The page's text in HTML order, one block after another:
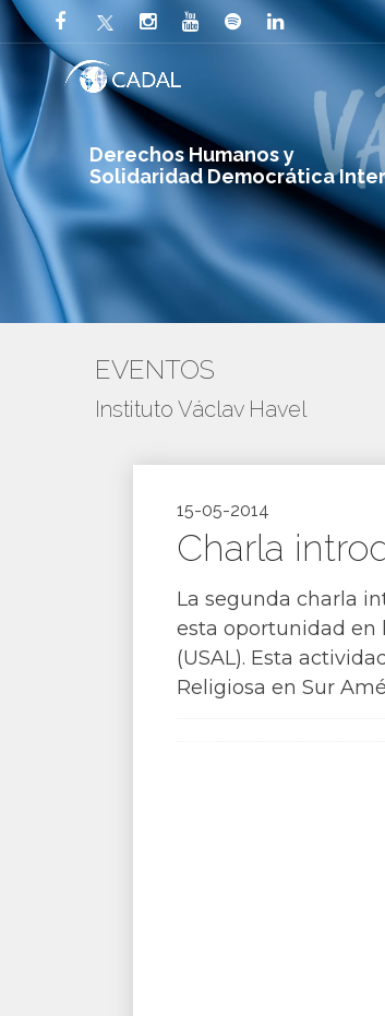
Derechos Humanos y
Solidaridad Democrática
EVENTOS
Instituto Václav Havel
15-05-2014
Charla
La segunda charla
esta oportunidad en
(USAL). Esta
Religiosa en Sur